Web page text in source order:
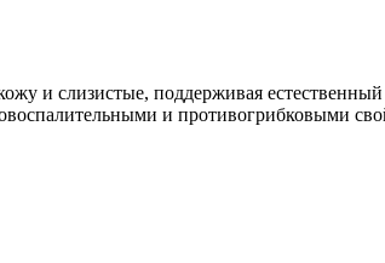
и слизистые, поддерживая
и противогрибковыми